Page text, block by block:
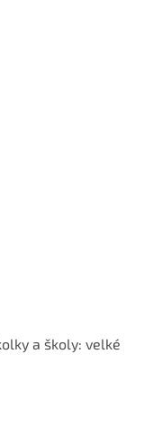
a školy: velké